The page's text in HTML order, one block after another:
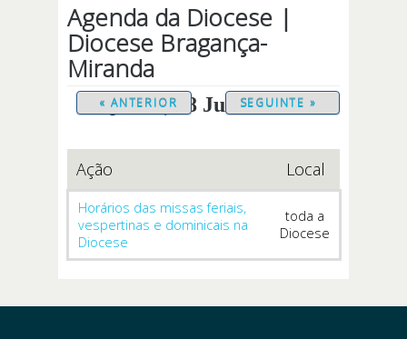
Agenda da Diocese |
Diocese Bragança-
Miranda
Quinta, 18 Junho 2026
« ANTERIOR SEGUINTE »
Ação Local
Horários das missas feriais,
vespertinas e dominicais na
Diocese
toda a
Diocese